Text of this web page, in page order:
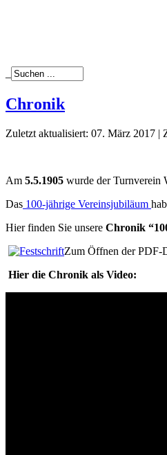
Chronik
Zuletzt aktualisiert: 07. März 2017 |
Am 5.5.1905 wurde der Turnverein
Das 100-jährige Vereinsjubiläum
Hier finden Sie unsere Chronik
Zum Öffnen der PDF-
Hier die Chronik als Video: